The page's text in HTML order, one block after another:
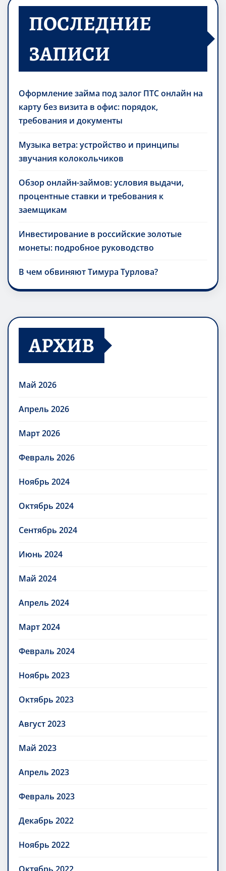
ПОСЛЕДНИЕ
ЗАПИСИ
Оформление займа под залог ПТС онлайн на
карту без визита в офис: порядок,
требования и документы
Музыка ветра: устройство и принципы
звучания колокольчиков
Обзор онлайн-займов: условия выдачи,
процентные ставки и требования к
заемщикам
Инвестирование в российские золотые
монеты: подробное руководство
В чем обвиняют Тимура Турлова?
АРХИВ
Май 2026
Апрель 2026
Март 2026
Февраль 2026
Ноябрь 2024
Октябрь 2024
Сентябрь 2024
Июнь 2024
Май 2024
Апрель 2024
Март 2024
Февраль 2024
Ноябрь 2023
Октябрь 2023
Август 2023
Май 2023
Апрель 2023
Февраль 2023
Декабрь 2022
Ноябрь 2022